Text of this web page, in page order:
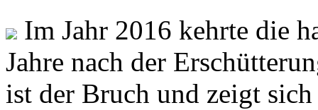
Im Jahr 2016 kehrte die
Jahre nach der
ist der Bruch und zeigt